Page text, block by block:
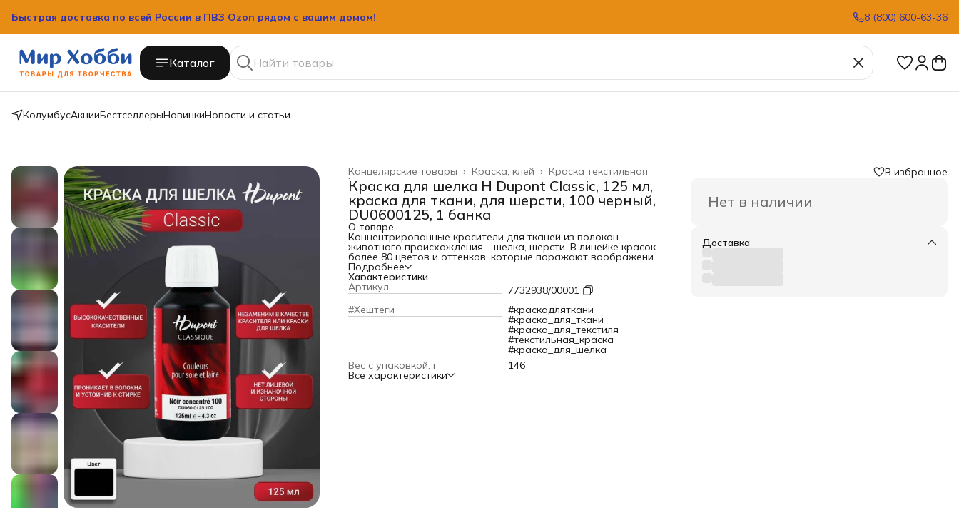
Быстрая доставка по всей России в ПВЗ Ozon рядом с вашим домом! 8 (800) 600-63-36
Каталог
КолумбусАкцииБестселлерыНовинкиНовости и статьи
Краска текстильная
Краска, клей ›
Канцелярские товары ›
Главная ›
Краска для шелка H Dupont Classiс, 125 мл,
краска для ткани, для шерсти, 100 черный,
DU0600125, 1 банка
О товаре
Концентрированные красители для тканей из волокон
животного происхождения – шелка, шерсти. В линейке красок
более 80 цветов и оттенков, которые поражают воображение.
Все цвета смешиваются между собой. Краска Классик
совместима с любыми вспомогательными материалами и
контурами на водной основе. Изделие получается одинаково
окрашенным с обеих сторон. Краска сохраняет нежную и
гладкую фактуру шелка.
Можно использовать в чистом или разбавленном виде.
Подходит для любых техник шелковой живописи – гутта-
техники, солевой, акварельной, солнечной, горячего батика
Готовый рисунок или окрашенную ткань необходимо
обязательно закреплять паром или в микроволновой печи.
Под влиянием влаги и высокой температуры красители
Подробнее
Характеристики
Артикул
7732938/00001
#Хештеги
#краскадляткани
#краска_для_ткани
#краска_для_текстиля
#текстильная_краска
#краска_для_шелка
Вес с упаковкой, г
146
Все характеристики
В избранное
Нет в наличии
Доставка